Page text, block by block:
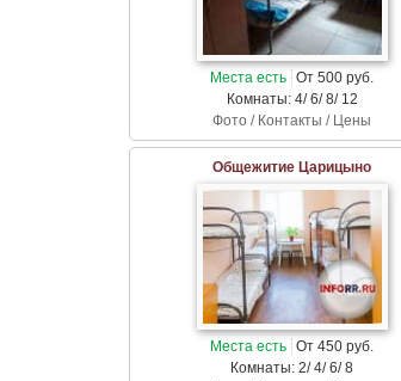
Места есть От 500 руб.
Комнаты: 4/ 6/ 8/ 12
Фото / Контакты / Цены
Общежитие Царицыно
Места есть От 450 руб.
Комнаты: 2/ 4/ 6/ 8